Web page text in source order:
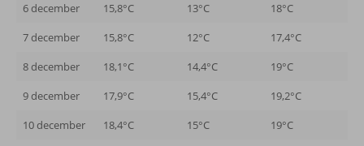
6 december
15,8°C 13°C
18°C
7 december
15,8°C 12°C
17,4°C
8 december
18,1°C 14,4°C
19°C
9 december
17,9°C 15,4°C
19,2°C
10 december
18,4°C 15°C
19°C